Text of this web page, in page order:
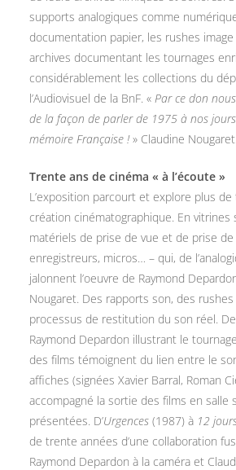
supports analogiques comme
documentation papier, les rushes
archives documentant les tournages
considérablement les collections du
l’Audiovisuel de la BnF. « Par ce don
de la façon de parler de 1975 à nos
mémoire Française !» Claudine Nougaret.
Trente ans de cinéma « à l’écoute »
L’exposition parcourt et explore plus
création cinématographique. En vitrines
matériels de prise de vue et de prise de
enregistreurs, micros… – qui, de
jalonnent l’oeuvre de Raymond
Nougaret. Des rapports son, des
processus de restitution du son réel.
Raymond Depardon illustrant le
des films témoignent du lien entre le
affiches (signées Xavier Barral, Roman
accompagné la sortie des films en salle
présentées. D’Urgences (1987) à 12
de trente années d’une collaboration
Raymond Depardon à la caméra et